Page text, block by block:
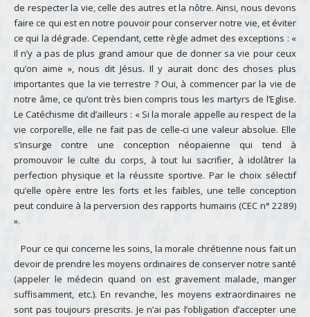
de respecter la vie, celle des autres et la nôtre. Ainsi, nous devons
faire ce qui est en notre pouvoir pour conserver notre vie, et éviter
ce qui la dégrade. Cependant, cette règle admet des exceptions : «
Il n’y a pas de plus grand amour que de donner sa vie pour ceux
qu’on aime », nous dit Jésus. Il y aurait donc des choses plus
importantes que la vie terrestre ? Oui, à commencer par la vie de
notre âme, ce qu’ont très bien compris tous les martyrs de l’Eglise.
Le Catéchisme dit d’ailleurs : « Si la morale appelle au respect de la
vie corporelle, elle ne fait pas de celle-ci une valeur absolue. Elle
s’insurge contre une conception néopaïenne qui tend à
promouvoir le culte du corps, à tout lui sacrifier, à idolâtrer la
perfection physique et la réussite sportive. Par le choix sélectif
qu’elle opère entre les forts et les faibles, une telle conception
peut conduire à la perversion des rapports humains (CEC n° 2289)
».
Pour ce qui concerne les soins, la morale chrétienne nous fait un
devoir de prendre les moyens ordinaires de conserver notre santé
(appeler le médecin quand on est gravement malade, manger
suffisamment, etc.). En revanche, les moyens extraordinaires ne
sont pas toujours prescrits. Je n’ai pas l’obligation d’accepter une